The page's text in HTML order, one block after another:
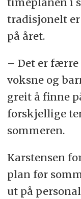
tradisjonelt
på året.
– Det er
voksne og
greit å finne
forskjellige
sommeren.
Karstensen
plan før
ut på